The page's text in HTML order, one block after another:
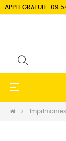
APPEL GRATUIT : 09
Toggle
☰